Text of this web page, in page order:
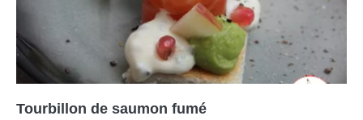
Tourbillon de saumon fumé